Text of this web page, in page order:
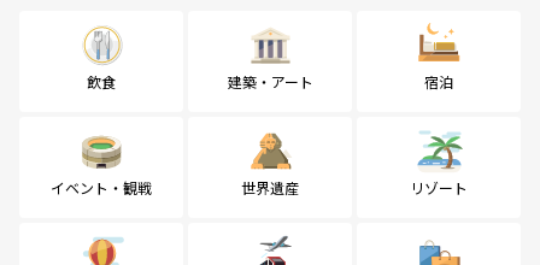
飲食 建築・アート 宿泊
イベント・観戦 世界遺産 リゾート